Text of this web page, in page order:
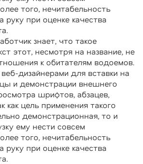
того, нечитабельность
руку при оценке качества
знает, что такое
этот, несмотря на название, не
к обитателям водоемов.
дизайнерами для вставки на
и демонстрации внешнего
шрифтов, абзацев,
как цель применения такого
демонстрационная, то и
ему нести совсем
того, нечитабельность
руку при оценке качества